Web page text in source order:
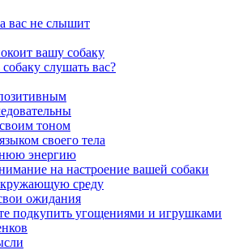
вас не слышит
вашу собаку
слушать вас?
тоном
своего тела
энергию
на настроение вашей собаки
среду
ожидания
подкупить угощениями и игрушками